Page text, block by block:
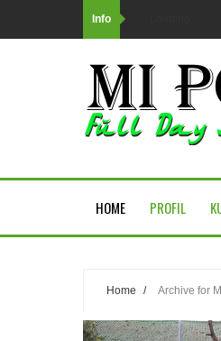
Info
HOME PROFIL
Home / Archive for